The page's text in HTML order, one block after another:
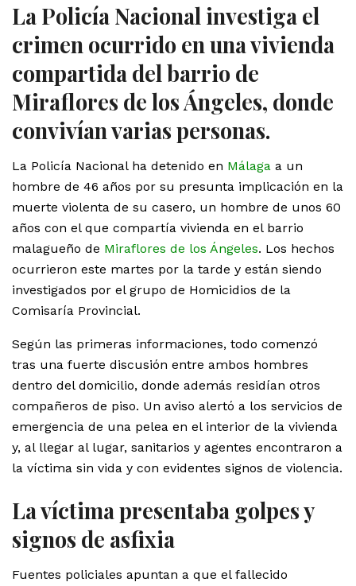
La Policía Nacional investiga el
crimen ocurrido en una vivienda
compartida del barrio de
Miraflores de los Ángeles, donde
convivían varias personas.
La Policía Nacional ha detenido en Málaga a un
hombre de 46 años por su presunta implicación en la
muerte violenta de su casero, un hombre de unos 60
años con el que compartía vivienda en el barrio
malagueño de Miraflores de los Ángeles. Los hechos
ocurrieron este martes por la tarde y están siendo
investigados por el grupo de Homicidios de la
Comisaría Provincial.
Según las primeras informaciones, todo comenzó
tras una fuerte discusión entre ambos hombres
dentro del domicilio, donde además residían otros
compañeros de piso. Un aviso alertó a los servicios de
emergencia de una pelea en el interior de la vivienda
y, al llegar al lugar, sanitarios y agentes encontraron a
la víctima sin vida y con evidentes signos de violencia.
La víctima presentaba golpes y
signos de asfixia
Fuentes policiales apuntan a que el fallecido